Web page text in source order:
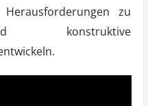
zu
konstruktive